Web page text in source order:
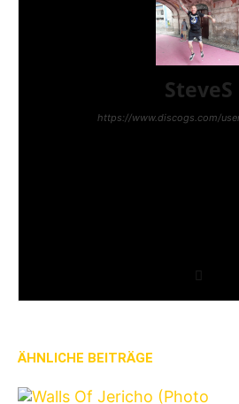
SteveS
https://www.discogs.com/
ÄHNLICHE BEITRÄGE